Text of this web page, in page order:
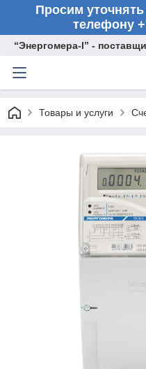
Просим
телефону
“Энергомера-I” -
Товары и услуги